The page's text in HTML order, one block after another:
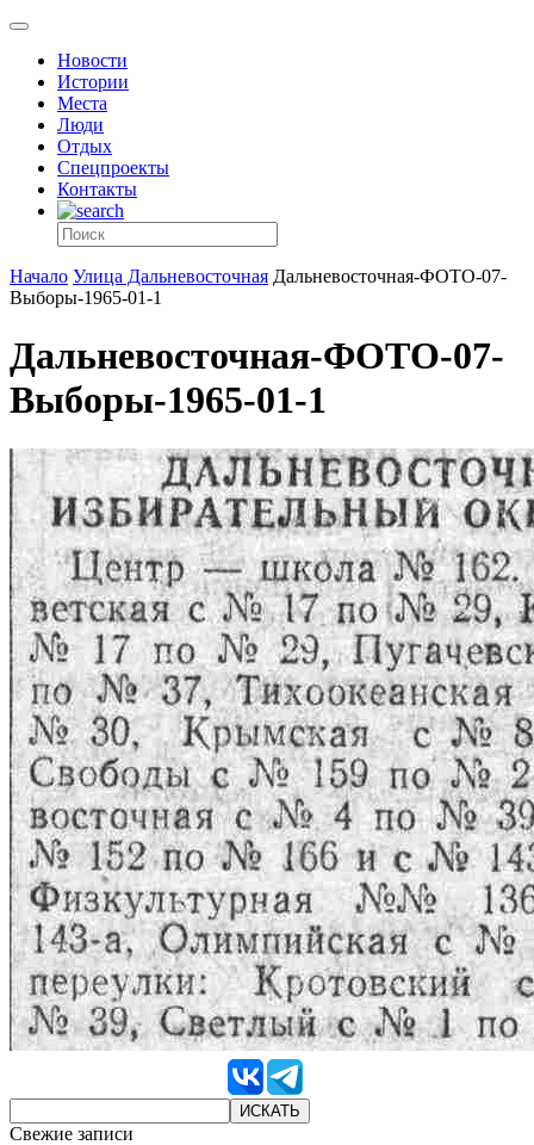
Новости
Истории
Места
Люди
Отдых
Спецпроекты
Контакты
Начало Улица Дальневосточная Дальневосточная-ФОТО-07-
Выборы-1965-01-1
Дальневосточная-ФОТО-07-
Выборы-1965-01-1
Свежие записи